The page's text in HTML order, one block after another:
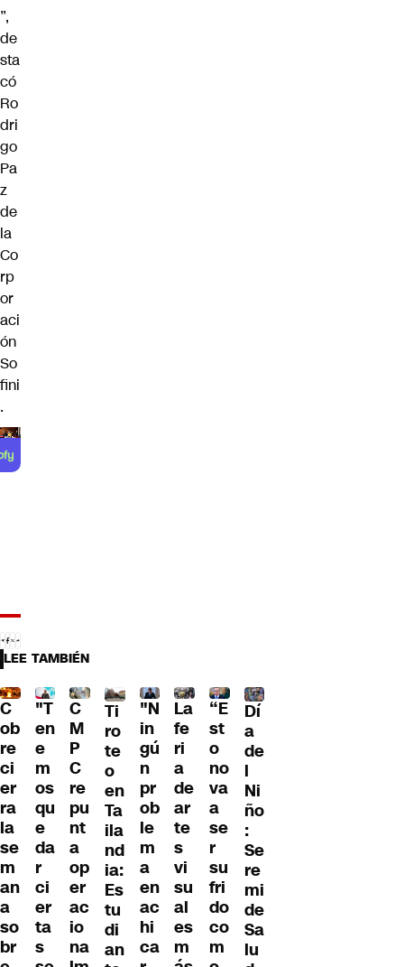
”,
de
sta
có
Ro
dri
go
Pa
z
de
la
Co
rp
or
aci
ón
So
fini
.
LEE TAMBIÉN
C
ob
re
ci
er
ra
la
se
m
an
a
so
br
"T
en
e
m
os
qu
e
da
r
ci
er
ta
s
C
M
P
C
re
pu
nt
a
op
er
ac
io
na
Ti
ro
te
o
en
Ta
ila
nd
ia:
Es
tu
di
an
"N
in
gú
n
pr
ob
le
m
a
en
ac
hi
ca
La
fe
ri
a
de
ar
te
s
vi
su
al
es
m
“E
st
o
no
va
a
se
r
su
fri
do
co
m
Dí
a
de
l
Ni
ño
:
Se
re
mi
de
Sa
lu